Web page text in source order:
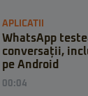
APLICATII
WhatsApp
conversații,
pe Android
00:04